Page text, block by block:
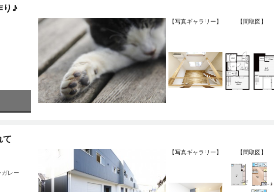
り♪
【写真ギャラリー】 【間取図】
て
レー
【写真ギャラリー】 【間取図】